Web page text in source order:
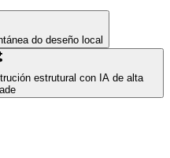
do deseño local
estrutural con IA de alta